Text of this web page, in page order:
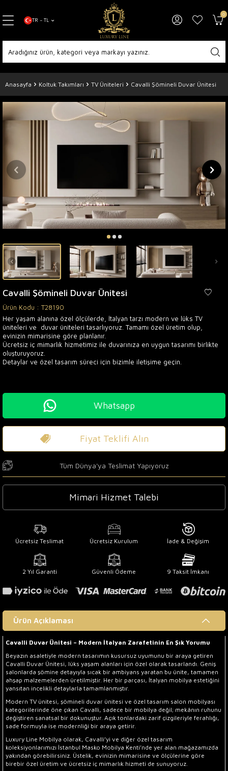
TR − TL
0
Anasayfa Koltuk Takımları TV Üniteleri Cavalli Şömineli Duvar Ünitesi
Cavalli Şömineli Duvar Ünitesi
Ürün Kodu : T28190
Her yaşam alanına özel ölçülerde, İtalyan tarzı modern ve lüks TV
üniteleri ve duvar üniteleri tasarlıyoruz. Tamamı özel üretim olup,
evinizin mimarisine göre planlanır.
Ücretsiz iç mimarlık hizmetimiz ile duvarınıza en uygun tasarımı birlikte
oluşturuyoruz.
Detaylar ve özel tasarım süreci için bizimle iletişime geçin.
Whatsapp
Fiyat Teklifi Alın
Tüm Dünya'ya Teslimat Yapıyoruz
Mimari Hizmet Talebi
Ücretsiz Teslimat Ücretsiz Kurulum İade & Değişim
2 Yıl Garanti Güvenli Ödeme 9 Taksit İmkanı
Ürün Açıklaması
Cavalli Duvar Ünitesi – Modern İtalyan Zarafetinin En Şık Yorumu
Beyazın asaletiyle modern tasarımın kusursuz uyumunu bir araya getiren
Cavalli Duvar Ünitesi, lüks yaşam alanları için özel olarak tasarlandı. Geniş
salonlarda şömine detayıyla sıcak bir ambiyans yaratan bu ünite, tamamen
ahşap malzemelerden üretilmiştir. Her bir parçası, İtalyan mobilya estetiğini
yansıtan incelikli detaylarla tamamlanmıştır.
Modern TV ünitesi, şömineli duvar ünitesi ve özel tasarım salon mobilyası
kategorilerinde öne çıkan Cavalli, sadece bir mobilya değil; mekânın ruhunu
değiştiren sanatsal bir dokunuştur. Açık tonlardaki zarif çizgileriyle ferahlığı,
sade formuyla ise modernliği bir araya getirir.
Luxury Line Mobilya olarak, Cavalli’yi ve diğer özel tasarım
koleksiyonlarımızı İstanbul Masko Mobilya Kenti’nde yer alan mağazamızda
yakından görebilirsiniz. Üstelik, evinizin mimarisine ve ölçülerine göre
birebir özel üretim ve ücretsiz iç mimarlık hizmeti de sunuyoruz.